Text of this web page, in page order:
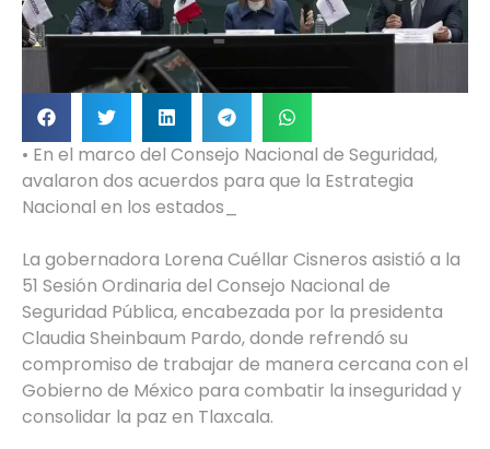
• En el marco del Consejo Nacional de Seguridad,
avalaron dos acuerdos para que la Estrategia
Nacional en los estados_
La gobernadora Lorena Cuéllar Cisneros asistió a la
51 Sesión Ordinaria del Consejo Nacional de
Seguridad Pública, encabezada por la presidenta
Claudia Sheinbaum Pardo, donde refrendó su
compromiso de trabajar de manera cercana con el
Gobierno de México para combatir la inseguridad y
consolidar la paz en Tlaxcala.